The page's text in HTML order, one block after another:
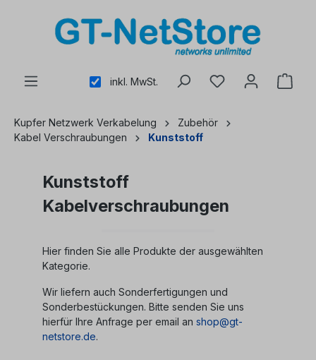
inkl. MwSt.
Kupfer Netzwerk Verkabelung
Zubehör
Kabel Verschraubungen
Kunststoff
Kunststoff
Kabelverschraubungen
Hier finden Sie alle Produkte der ausgewählten
Kategorie.
Wir liefern auch Sonderfertigungen und
Sonderbestückungen. Bitte senden Sie uns
hierfür Ihre Anfrage per email an shop@gt-
netstore.de.